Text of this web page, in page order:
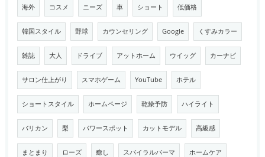
海外 コスメ ニーズ 車 ショート 低価格
韓国スタイル 野球 カウンセリング Google くすみカラー
雑誌 大人 ドライブ アットホーム ウイッグ カーナビ
サロン仕上がり スマホゲーム YouTube ホテル
ショートスタイル ホームページ 乾燥予防 ハイライト
バリカン 梨 パワースポット カットモデル 高級感
まとまり ローズ 癒し スパイラルパーマ ホームケア